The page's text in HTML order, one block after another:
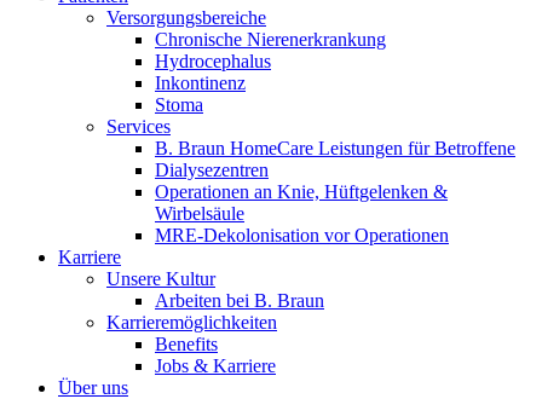
Versorgungsbereiche
Chronische Nierenerkrankung
Hydrocephalus
Inkontinenz
Stoma
Services
B. Braun HomeCare Leistungen für Betroffene
Dialysezentren
Operationen an Knie, Hüftgelenken &
Wirbelsäule
MRE-Dekolonisation vor Operationen
Karriere
Unsere Kultur
Arbeiten bei B. Braun
Karrieremöglichkeiten
Benefits
Jobs & Karriere
Über uns